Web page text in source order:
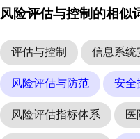
风险评估与控制的相似
评估与控制 信息系统
风险评估与防范 安全
风险评估指标体系 医